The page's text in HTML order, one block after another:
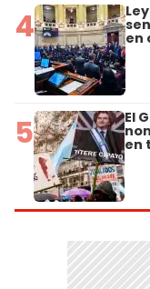
4 en
5 El
en